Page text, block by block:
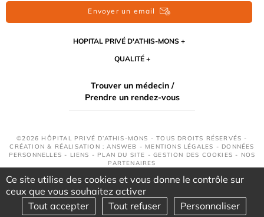
Envoyer un email
HOPITAL PRIVÉ D'ATHIS-MONS
QUALITÉ
Trouver un médecin /
Prendre un rendez-vous
©2026 HÔPITAL PRIVÉ D’ATHIS-MONS - TOUS DROITS RÉSERVÉS -
CRÉATION & RÉALISATION : ANSWEB - MENTIONS LÉGALES - DONNÉES
PERSONNELLES - LIENS - PLAN DU SITE -GESTION DES COOKIES - NOS
PARTENAIRES
Ce site utilise des cookies et vous donne le contrôle sur
ceux que vous souhaitez activer
Tout accepter
Tout refuser Personnaliser